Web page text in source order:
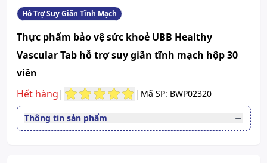
Hỗ Trợ Suy Giãn Tĩnh Mạch
Thực phẩm bảo vệ sức khoẻ UBB Healthy
Vascular Tab hỗ trợ suy giãn tĩnh mạch hộp 30
viên
Hết hàng| | Mã SP: BWP02320
Thông tin sản phẩm